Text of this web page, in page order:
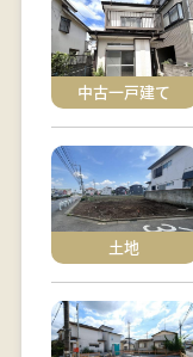
中古一戸建て
土地